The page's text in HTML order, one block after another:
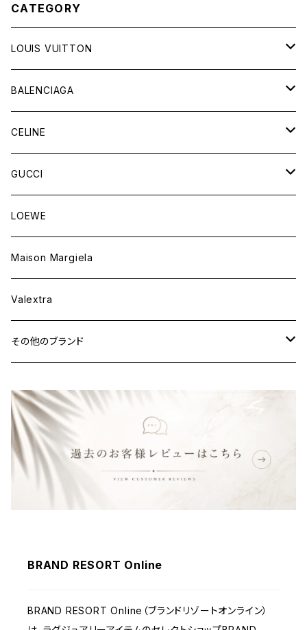
CATEGORY
LOUIS VUITTON
バッグ
財布&小物
ウェア
BALENCIAGA
バッグ
財布&小物
ウェア
CELINE
バッグ
財布&小物
ウェア
GUCCI
バッグ
財布&小物
ウェア
LOEWE
Maison Margiela
Valextra
その他のブランド
財布&小物
ウェア
BRAND RESORT Online
BRAND RESORT Online（ブランドリゾートオンライン）